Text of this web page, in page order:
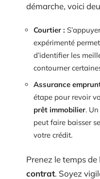
démarche, voici
Courtier :
expérimenté
d’identifier les
contourner
Assurance
étape pour revoir
prêt immobilier.
peut faire baisser
votre crédit.
Prenez le temps
contrat. Soyez